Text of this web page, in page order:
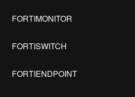
FORTIMONITOR
FORTISWITCH
FORTIENDPOINT